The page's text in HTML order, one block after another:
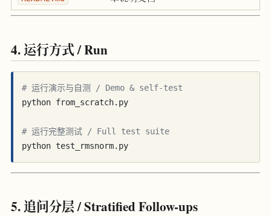
4. 运行方式 / Run
# 运行演示与自测 / Demo & self-test
python from_scratch.py
# 运行完整测试 / Full test suite
python test_rmsnorm.py
5. 追问分层 / Stratified Follow-ups